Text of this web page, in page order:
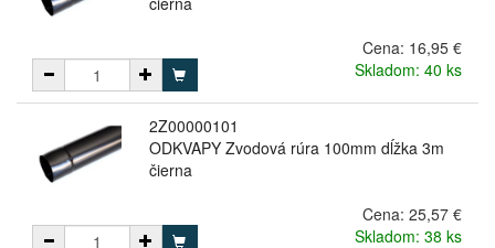
Cena: 16,95 €
Skladom: 40 ks
2Z00000101
ODKVAPY Zvodová rúra 100mm dĺžka 3m
čierna
Cena: 25,57 €
Skladom: 38 ks